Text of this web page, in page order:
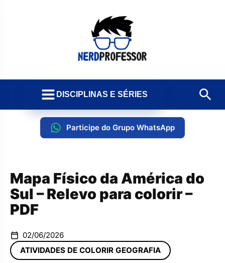
DISCIPLINAS E SÉRIES
Participe do Grupo WhatsApp
Mapa Físico da América do
Sul – Relevo para colorir –
PDF
02/06/2026
ATIVIDADES DE COLORIR GEOGRAFIA